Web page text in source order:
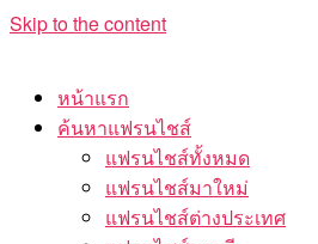
Skip to the content
หน้าแรก
ค้นหาแฟรนไชส์
แฟรนไชส์ทั้งหมด
แฟรนไชส์มาใหม่
แฟรนไชส์ต่างประเทศ